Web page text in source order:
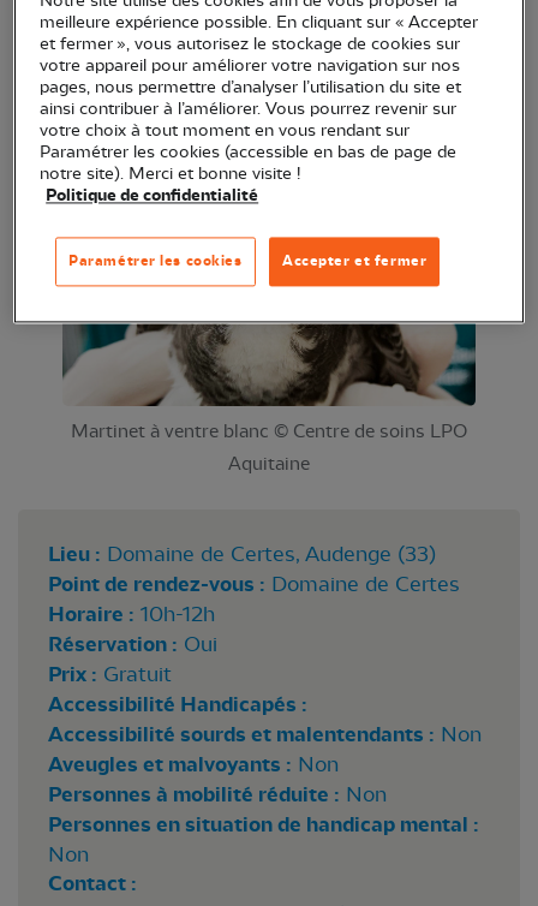
avez-vous eu les bons réflexes ? C'est ce que vous
allez découvrir lors de cette animation ! Notre
équipe vous livrera également des solutions et des
bonnes astuces pour cohabiter au mieux avec la
faune sauvage qui nous entoure.
Martinet à ventre blanc © Centre de soins LPO
Aquitaine
Lieu : Domaine de Certes, Audenge (33)
Point de rendez-vous : Domaine de Certes
Horaire : 10h-12h
Réservation : Oui
Prix : Gratuit
Accessibilité Handicapés :
Accessibilité sourds et malentendants : Non
Aveugles et malvoyants : Non
Personnes à mobilité réduite : Non
Personnes en situation de handicap mental :
Non
Contact :
meilleure expérience possible. En cliquant sur « Accepter
et fermer », vous autorisez le stockage de cookies sur
votre appareil pour améliorer votre navigation sur nos
pages, nous permettre d’analyser l’utilisation du site et
ainsi contribuer à l’améliorer. Vous pourrez revenir sur
votre choix à tout moment en vous rendant sur
Paramétrer les cookies (accessible en bas de page de
notre site). Merci et bonne visite !
Politique de confidentialité
Accepter et fermer
Paramétrer les cookies